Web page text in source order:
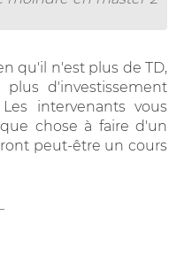
qu'il n'est plus de TD,
d'investissement
intervenants vous
chose à faire d'un
peut-être un cours